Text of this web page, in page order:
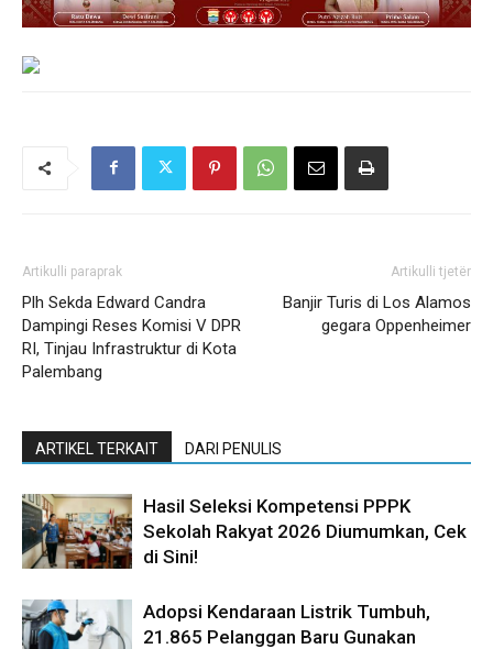
Artikulli paraprak
Plh Sekda Edward Candra
Dampingi Reses Komisi V DPR
RI, Tinjau Infrastruktur di Kota
Palembang
Artikulli tjetër
Banjir Turis di Los Alamos
gegara Oppenheimer
ARTIKEL TERKAIT DARI PENULIS
Hasil Seleksi Kompetensi PPPK
Sekolah Rakyat 2026 Diumumkan, Cek
di Sini!
Adopsi Kendaraan Listrik Tumbuh,
21.865 Pelanggan Baru Gunakan